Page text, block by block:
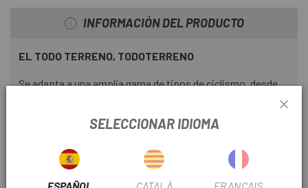
INFORMACIÓN DEL PRODUCTO
EL TODO TERRENO, TODOTERRENO
Se adapta a una amplia gama de tipos de ciclismo, desde
COMODIDAD DURANTE TODO EL DÍA
Ajuste generoso, con un práctico sistema de cierre BOA.
SELECCIONAR IDIOMA
ESPAÑOL CATALÀ FRANÇAIS